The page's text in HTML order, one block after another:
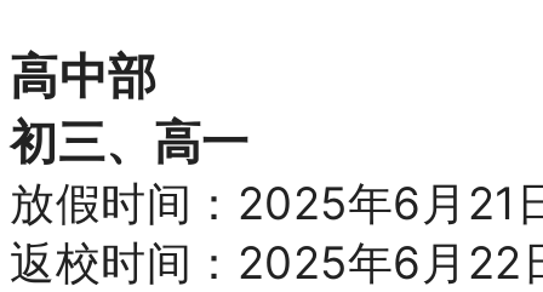
高中部
初三、高一
放假时间： 2025年6月21
返校时间： 2025年6月22